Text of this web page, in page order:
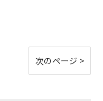
次のページ >